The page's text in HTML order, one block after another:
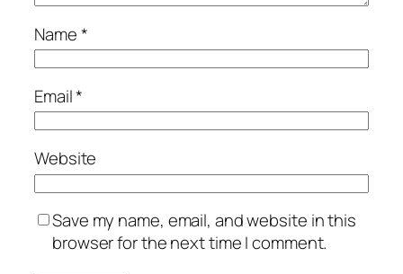
Name*
Email*
Website
Save my name, email, and website in this
browser for the next time I comment.